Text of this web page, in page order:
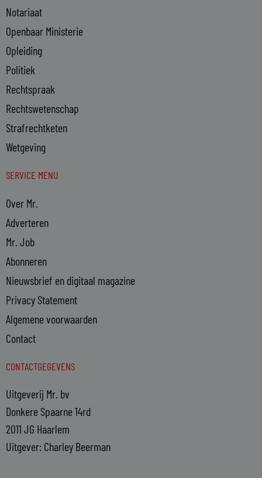
Notariaat
Openbaar Ministerie
Opleiding
Politiek
Rechtspraak
Rechtswetenschap
Strafrechtketen
Wetgeving
SERVICE MENU
Over Mr.
Adverteren
Mr. Job
Abonneren
Nieuwsbrief en digitaal magazine
Privacy Statement
Algemene voorwaarden
Contact
CONTACTGEGEVENS
Uitgeverij Mr. bv
Donkere Spaarne 14rd
2011 JG Haarlem
Uitgever: Charley Beerman